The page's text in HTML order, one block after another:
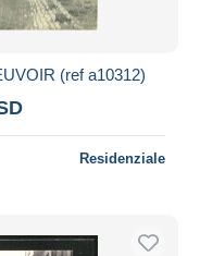
(ref a10312)
Residenziale